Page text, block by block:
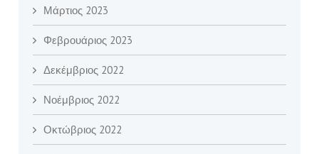
Μάρτιος 2023
Φεβρουάριος 2023
Δεκέμβριος 2022
Νοέμβριος 2022
Οκτώβριος 2022